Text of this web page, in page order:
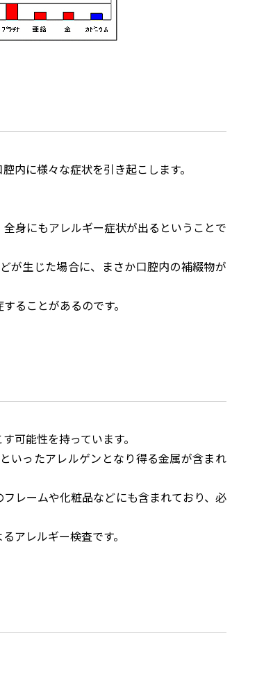
内に様々な症状を引き起こします。
身にもアレルギー症状が出るということで
が生じた場合に、まさか口腔内の補綴物が
ることがあるのです。
可能性を持っています。
いったアレルゲンとなり得る金属が含まれ
レームや化粧品などにも含まれており、必
アレルギー検査です。